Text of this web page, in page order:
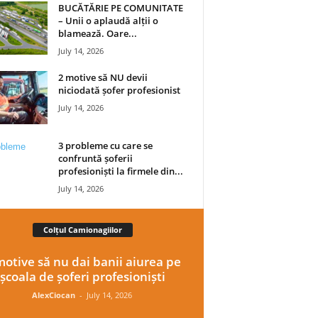
BUCĂTĂRIE PE COMUNITATE
– Unii o aplaudă alții o
blamează. Oare...
July 14, 2026
2 motive să NU devii
niciodată șofer profesionist
July 14, 2026
3 probleme cu care se
confruntă șoferii
profesioniști la firmele din...
July 14, 2026
Colțul Camionagiilor
să nu dai banii aiurea pe
școala de șoferi profesioniști
AlexCiocan - July 14, 2026